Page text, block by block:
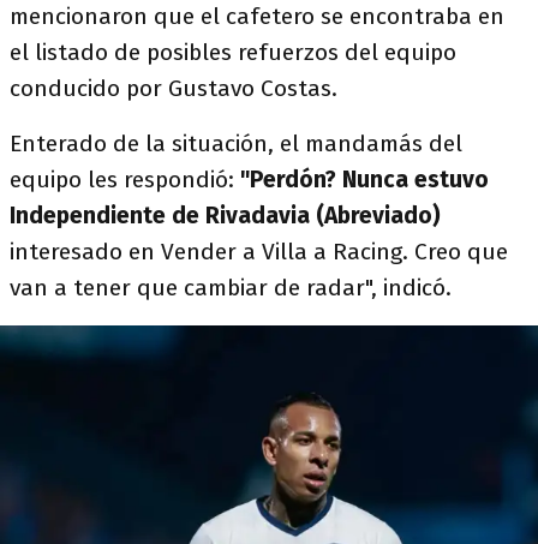
mencionaron que el cafetero se encontraba en
el listado de posibles refuerzos del equipo
conducido por Gustavo Costas.
Enterado de la situación, el mandamás del
equipo les respondió: "Perdón? Nunca estuvo
Independiente de Rivadavia (Abreviado)
interesado en Vender a Villa a Racing. Creo que
van a tener que cambiar de radar", indicó.